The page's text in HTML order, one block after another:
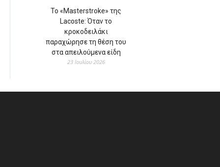
Το «Masterstroke» της
Lacoste: Όταν το
κροκοδειλάκι
παραχώρησε τη θέση του
στα απειλούμενα είδη
23 Ιουλίου 2026